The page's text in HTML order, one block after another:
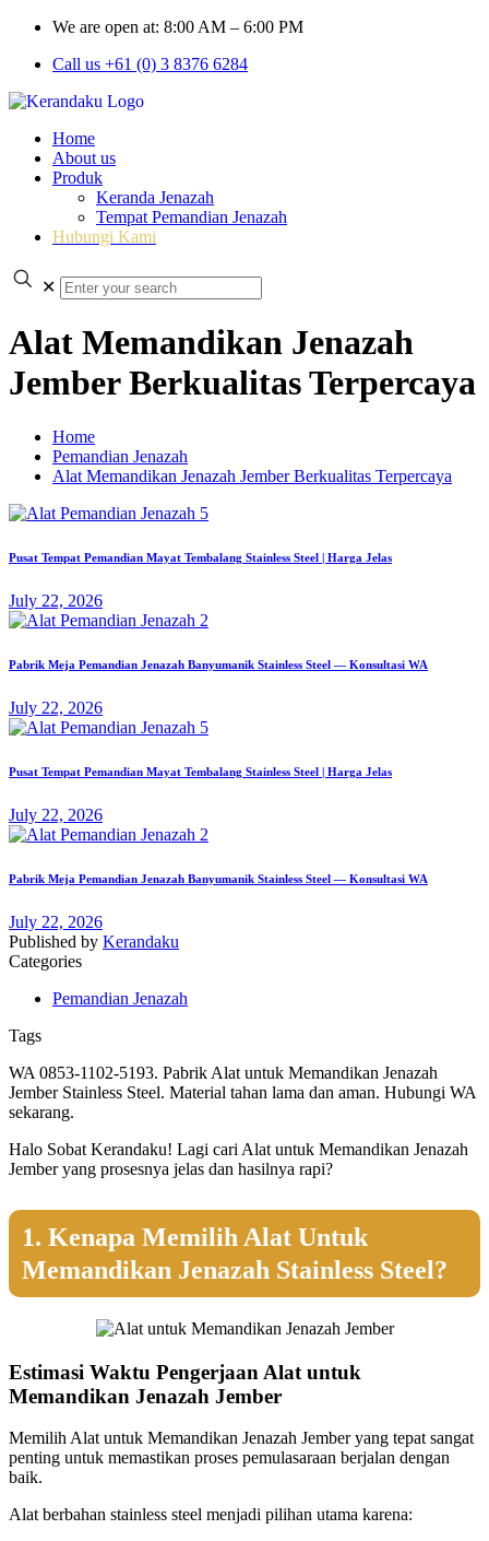
We are open at: 8:00 AM – 6:00 PM
Call us +61 (0) 3 8376 6284
Home
About us
Produk
Keranda Jenazah
Tempat Pemandian Jenazah
Hubungi Kami
✕
Alat Memandikan Jenazah
Jember Berkualitas Terpercaya
Home
Pemandian Jenazah
Alat Memandikan Jenazah Jember Berkualitas Terpercaya
Pusat Tempat Pemandian Mayat Tembalang Stainless Steel | Harga Jelas
July 22, 2026
Pabrik Meja Pemandian Jenazah Banyumanik Stainless Steel — Konsultasi WA
July 22, 2026
Pusat Tempat Pemandian Mayat Tembalang Stainless Steel | Harga Jelas
July 22, 2026
Pabrik Meja Pemandian Jenazah Banyumanik Stainless Steel — Konsultasi WA
July 22, 2026
Published by Kerandaku
Categories
Pemandian Jenazah
Tags
WA 0853-1102-5193. Pabrik Alat untuk Memandikan Jenazah
Jember Stainless Steel. Material tahan lama dan aman. Hubungi WA
sekarang.
Halo Sobat Kerandaku! Lagi cari Alat untuk Memandikan Jenazah
Jember yang prosesnya jelas dan hasilnya rapi?
1. Kenapa Memilih Alat Untuk
Memandikan Jenazah Stainless Steel?
Estimasi Waktu Pengerjaan Alat untuk
Memandikan Jenazah Jember
Memilih Alat untuk Memandikan Jenazah Jember yang tepat sangat
penting untuk memastikan proses pemulasaraan berjalan dengan
baik.
Alat berbahan stainless steel menjadi pilihan utama karena: